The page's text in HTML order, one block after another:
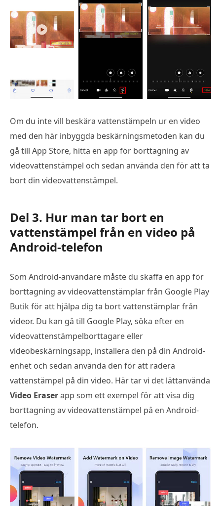
Om du inte vill beskära vattenstämpeln ur en video
med den här inbyggda beskärningsmetoden kan du
gå till App Store, hitta en app för borttagning av
videovattenstämpel och sedan använda den för att ta
bort din videovattenstämpel.
Del 3. Hur man tar bort en
vattenstämpel från en video på
Android-telefon
Som Android-användare måste du skaffa en app för
borttagning av videovattenstämplar från Google Play
Butik för att hjälpa dig ta bort vattenstämplar från
videor. Du kan gå till Google Play, söka efter en
videovattenstämpelborttagare eller
videobeskärningsapp, installera den på din Android-
enhet och sedan använda den för att radera
vattenstämpel på din video. Här tar vi det lättanvända
Video Eraserapp som ett exempel för att visa dig
borttagning av videovattenstämpel på en Android-
telefon.